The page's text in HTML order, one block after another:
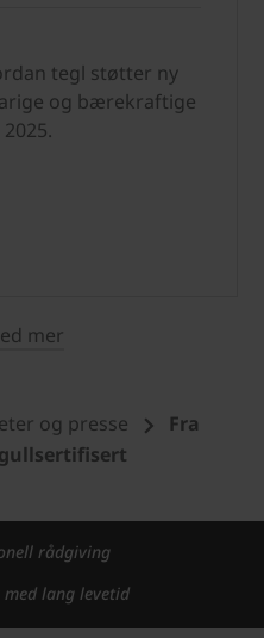
tegl støtter ny
og bærekraftige
mer
og presse
Fra
rådgiving
lang levetid